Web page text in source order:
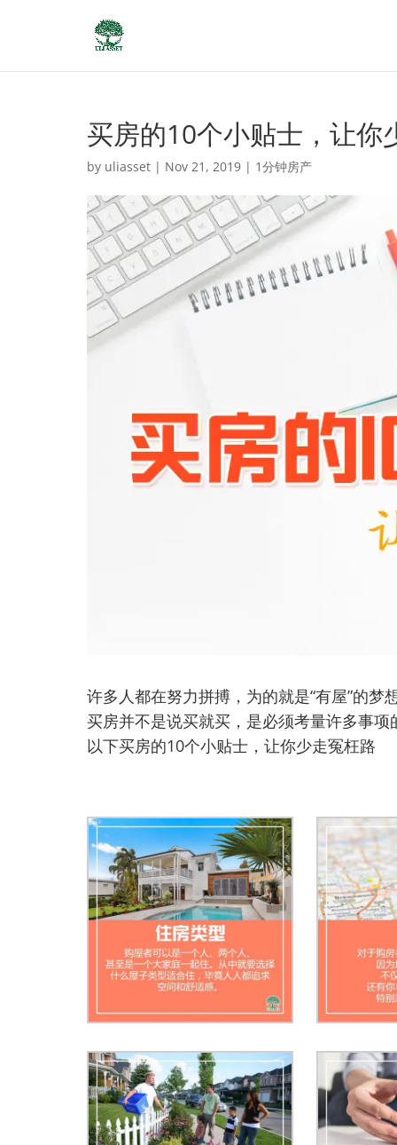
买房的10个小贴士，让你
by uliasset | Nov 21, 2019 | 1分钟房产
许多人都在努力拼搏，为的就是“有屋”的梦
买房并不是说买就买，是必须考量许多事项
以下买房的10个小贴士，让你少走冤枉路